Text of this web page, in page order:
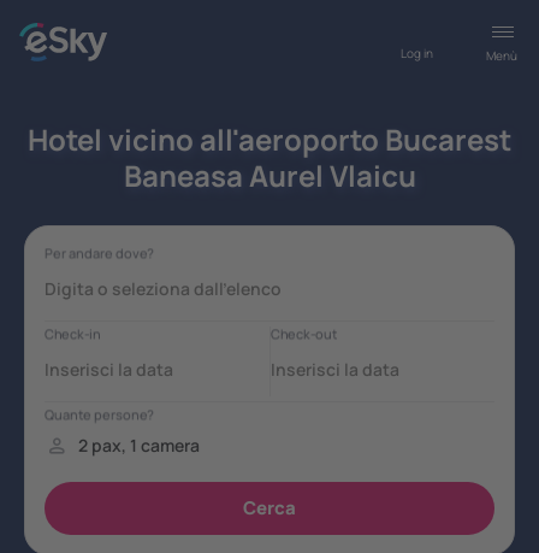
Menù
Log in
Hotel vicino all'aeroporto Bucarest
Baneasa Aurel Vlaicu